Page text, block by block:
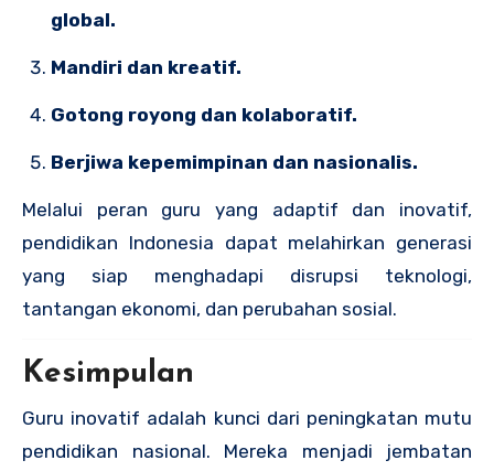
global.
Mandiri dan kreatif.
Gotong royong dan kolaboratif.
Berjiwa kepemimpinan dan nasionalis.
Melalui peran guru yang adaptif dan inovatif,
pendidikan Indonesia dapat melahirkan generasi
yang siap menghadapi disrupsi teknologi,
tantangan ekonomi, dan perubahan sosial.
Kesimpulan
Guru inovatif adalah kunci dari peningkatan mutu
pendidikan nasional. Mereka menjadi jembatan